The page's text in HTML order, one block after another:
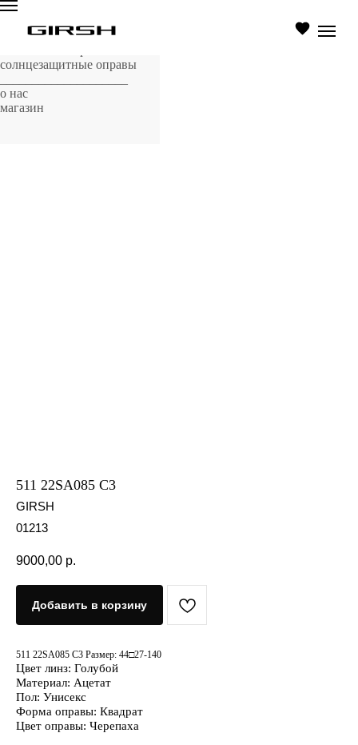
главная страница
солнцезащитные оправы
о нас
магазин
511 22SA085 C3
GIRSH
01213
9000,00 р.
Добавить в корзину
511 22SA085 C3 Размер: 44□27-140
Цвет линз: Голубой
Материал: Ацетат
Пол: Унисекс
Форма оправы: Квадрат
Цвет оправы: Черепаха